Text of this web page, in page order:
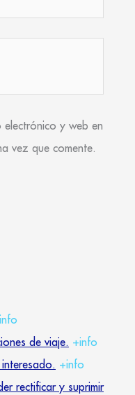
y web en
vez que comente.
de viaje. +info
+info
rectificar y suprimir